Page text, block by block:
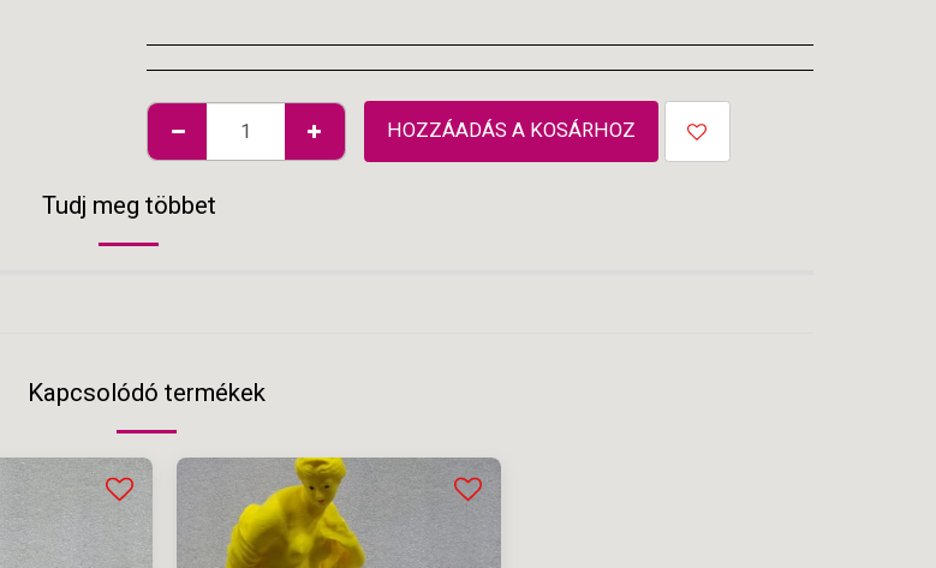
HOZZÁADÁS A KOSÁRHOZ
Tudj meg többet
Kapcsolódó termékek